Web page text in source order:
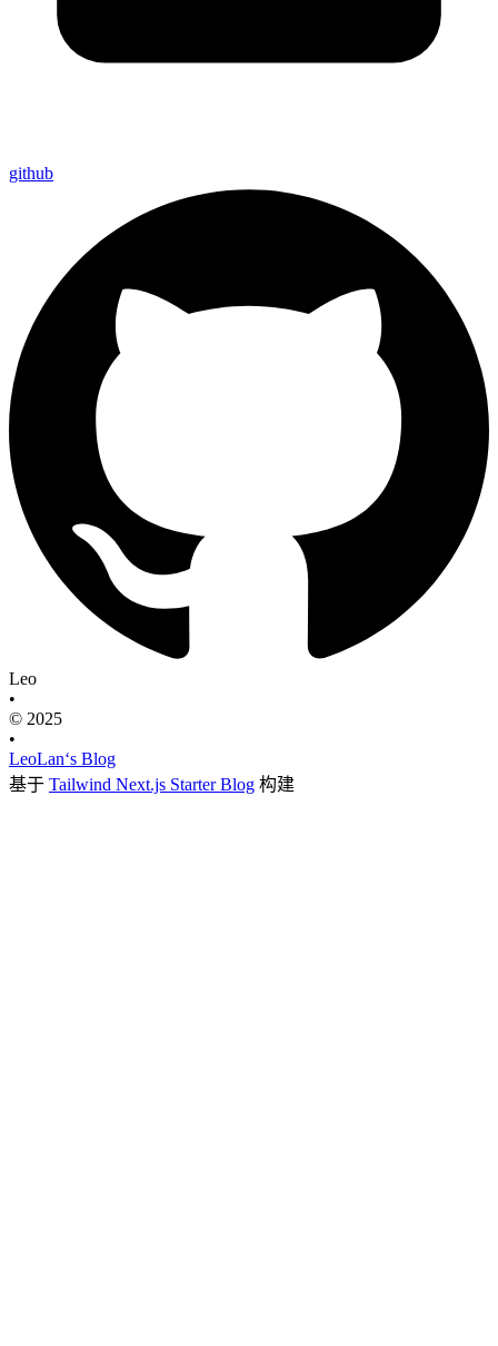
github
Leo
•
© 2025
•
LeoLan‘s Blog
基于 Tailwind Next.js Starter Blog 构建